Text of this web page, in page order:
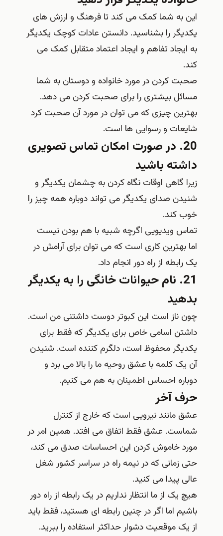
این به شما کمک می کند تا فرهنگ و ارزش های
یکدیگر را بشناسید. دانستن عادات کوچک یکدیگر
به ایجاد تفاهم و ایجاد اعتماد متقابل کمک می
کند.
صحبت کردن در مورد خانواده و دوستان به شما
مسائل بیشتری را برای صحبت کردن می دهد.
بهترین چیزی که می توان در مورد آن صحبت کرد
شایعات و رسوایی ها است.
20. در صورت امکان تماس تصویری
داشته باشید
زیرا گاهی اوقات نگاه کردن به چشمان یکدیگر و
شنیدن صدای یکدیگر می تواند دوباره همه چیز را
خوب کند.
تماس ویدیویی اگرچه شبیه با هم بودن نیست
اما بهترین کاری است که می توان برای آرامش در
یک رابطه از راه دور انجام داد.
21. نام حیوانات خانگی را به یکدیگر
بدهید
چون ناز است این کبوتر دوست داشتنی من است.
داشتن اسامی خاص برای یکدیگر که فقط برای
یکدیگر محفوظ است، دلگرم کننده است. شنیدن
آن یک کلمه با عشق روحیه ما را بالا می برد و
دوباره احساس اطمینان به هم می کنیم.
حرف آخر
عشق مانند نیرویی است که خارج از کنترل
شماست. عشق فقط اتفاق می افتد. همین امر در
مورد خاموش کردن این احساسات صدق می کند،
حتی زمانی که در نیمه راه در سراسر کشور شغل
عالی پیدا می کنید.
هیچ یک از ما انتظار نداریم در یک رابطه از راه دور
باشیم اما اگر در چنین رابطه ای هستید، فقط باید
از یک موقعیت دشوار حداکثر استفاده را ببرید.